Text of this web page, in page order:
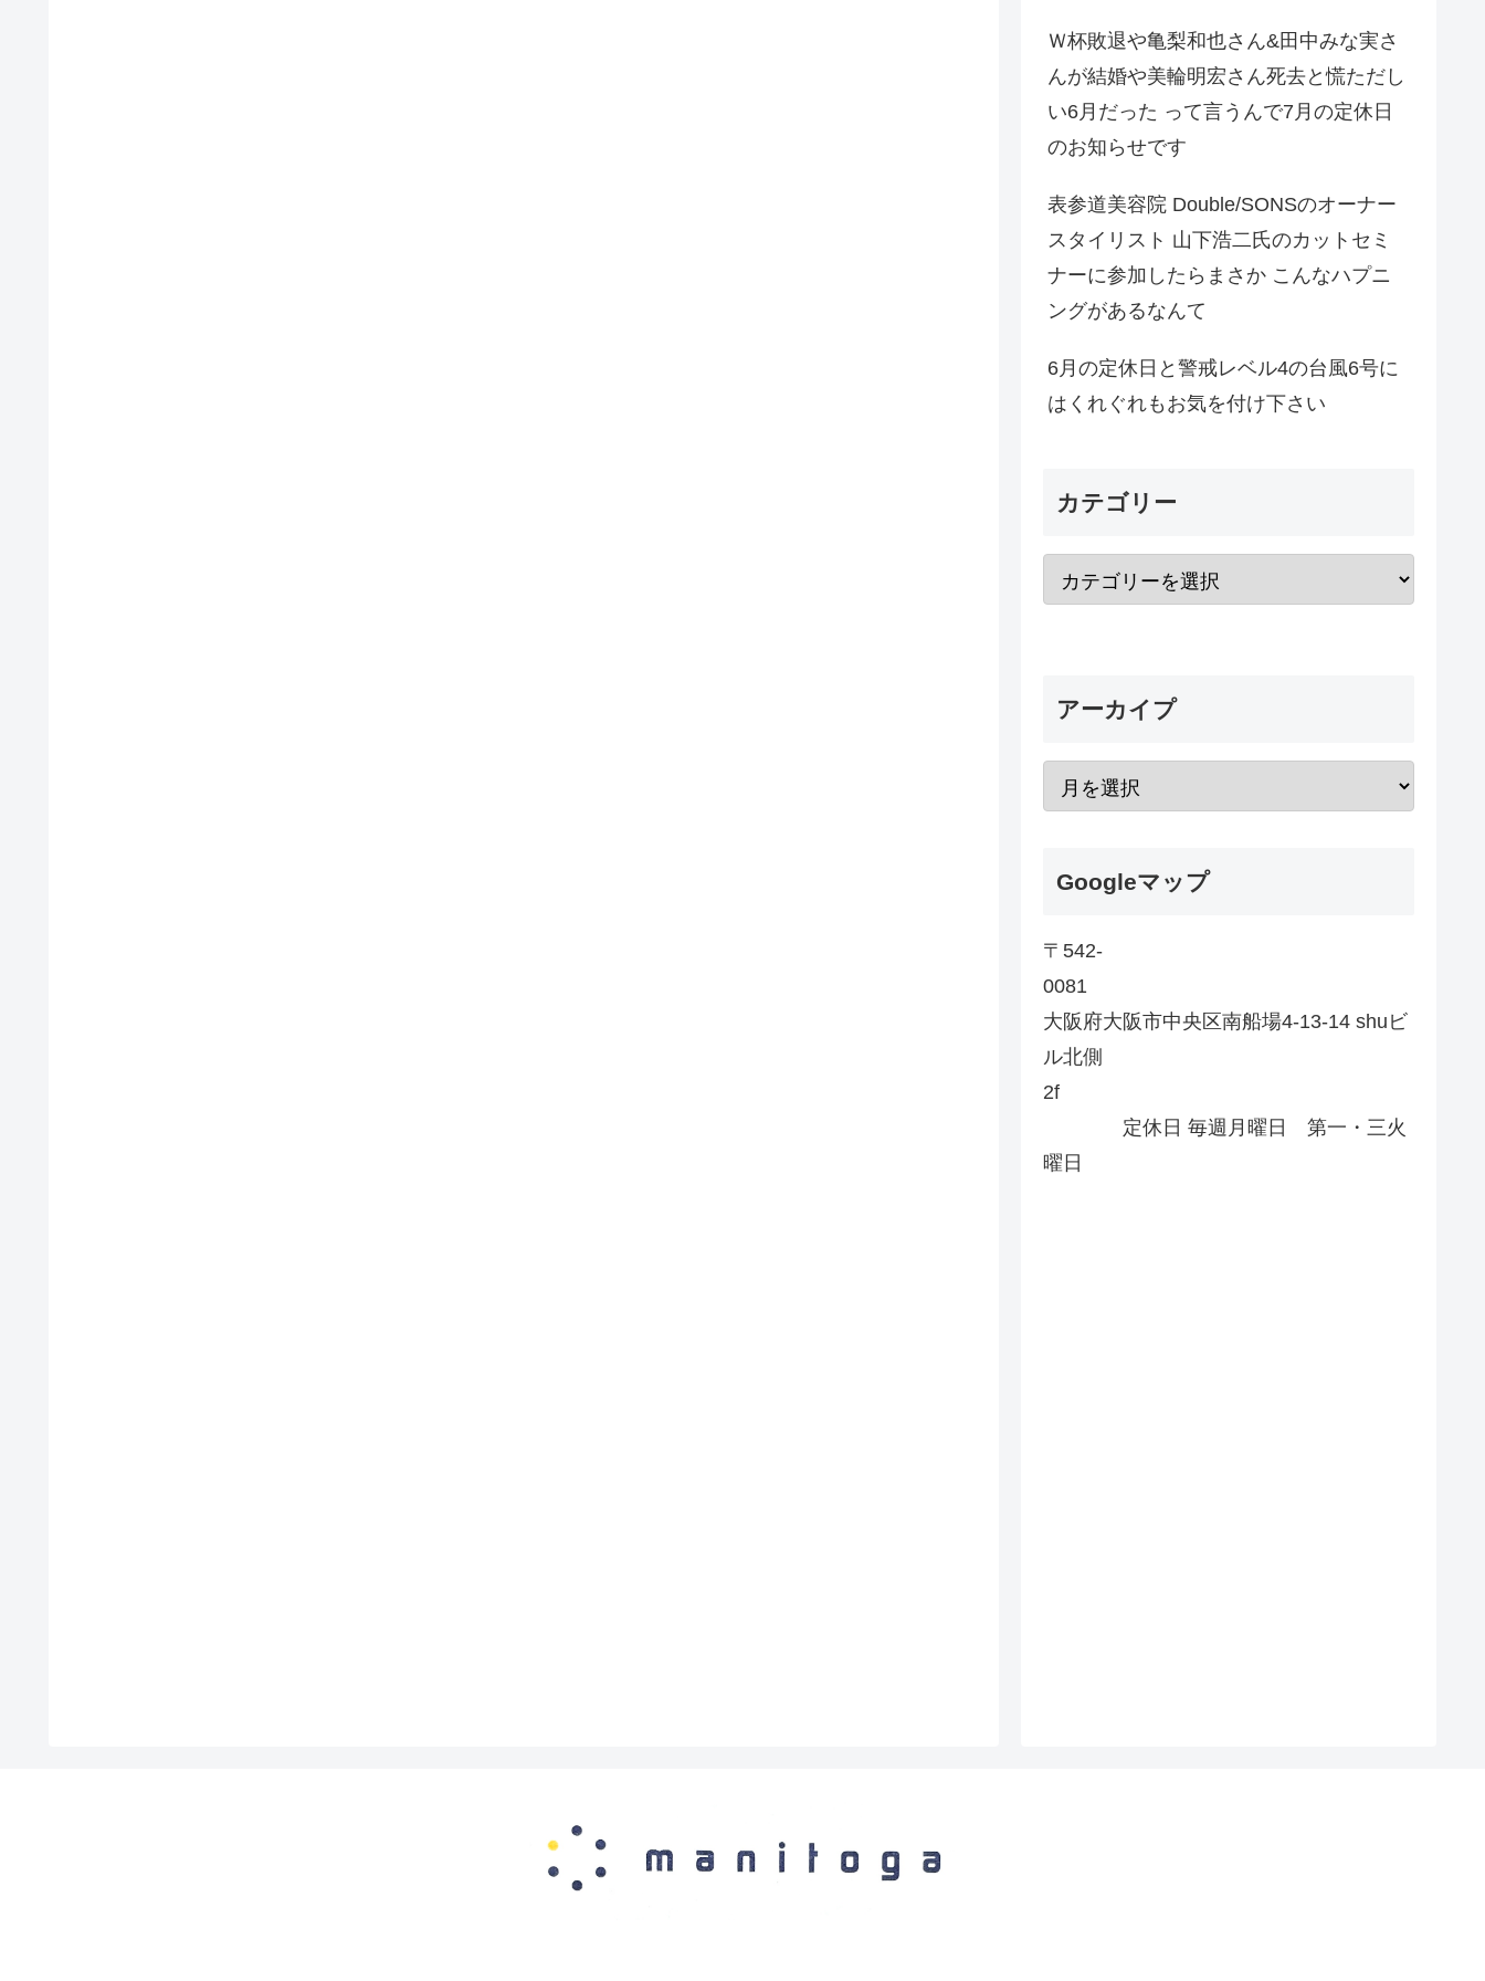
Ｗ杯敗退や亀梨和也さん&田中みな実さ
んが結婚や美輪明宏さん死去と慌ただし
い6月だった って言うんで7月の定休日
のお知らせです
表参道美容院 Double/SONSのオーナー
スタイリスト 山下浩二氏のカットセミ
ナーに参加したらまさか こんなハプニ
ングがあるなんて
6月の定休日と警戒レベル4の台風6号に
はくれぐれもお気を付け下さい
カテゴリー
アーカイプ
Googleマップ
〒542-
0081
大阪府大阪市中央区南船場4-13-14 shuビ
ル北側
2f
定休日 毎週月曜日 第一・三火
曜日